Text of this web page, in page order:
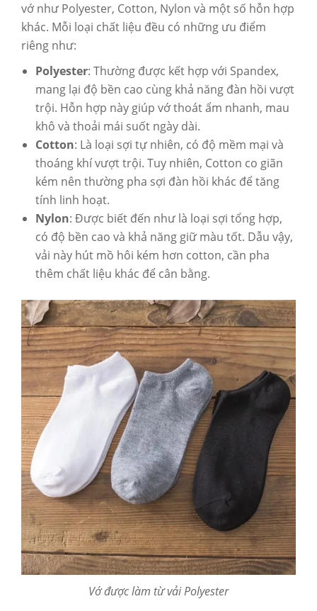
vớ như Polyester, Cotton, Nylon và một số hỗn hợp
khác. Mỗi loại chất liệu đều có những ưu điểm
riêng như:
Polyester: Thường được kết hợp với Spandex,
mang lại độ bền cao cùng khả năng đàn hồi vượt
trội. Hỗn hợp này giúp vớ thoát ẩm nhanh, mau
khô và thoải mái suốt ngày dài.
Cotton: Là loại sợi tự nhiên, có độ mềm mại và
thoáng khí vượt trội. Tuy nhiên, Cotton co giãn
kém nên thường pha sợi đàn hồi khác để tăng
tính linh hoạt.
Nylon: Được biết đến như là loại sợi tổng hợp,
có độ bền cao và khả năng giữ màu tốt. Dẫu vậy,
vải này hút mồ hôi kém hơn cotton, cần pha
thêm chất liệu khác để cân bằng.
Vớ được làm từ vải Polyester